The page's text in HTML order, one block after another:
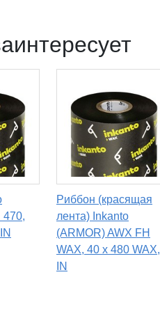
470,
Риббон (красящая
лента) Inkanto
(ARMOR) AWX FH
WAX, 40 х 480 WAX,
IN